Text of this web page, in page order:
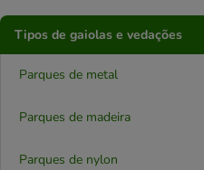
Tipos de gaiolas e vedações
Parques de metal
Parques de madeira
Parques de nylon